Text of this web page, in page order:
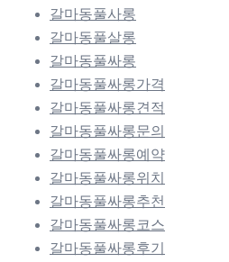
갈마동풀사롱
갈마동풀살롱
갈마동풀싸롱
갈마동풀싸롱가격
갈마동풀싸롱견적
갈마동풀싸롱문의
갈마동풀싸롱예약
갈마동풀싸롱위치
갈마동풀싸롱추천
갈마동풀싸롱코스
갈마동풀싸롱후기